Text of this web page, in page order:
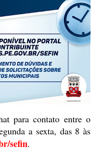
para contato entre o
a sexta, das 8 às
sefin.